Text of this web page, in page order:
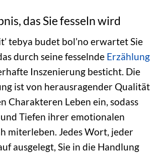
das Sie fesseln wird
tebya budet bol’no erwartet Sie
durch seine fesselnde Erzählung
Inszenierung besticht. Die
ist von herausragender Qualität
Charakteren Leben ein, sodass
Tiefen ihrer emotionalen
miterleben. Jedes Wort, jeder
ausgelegt, Sie in die Handlung